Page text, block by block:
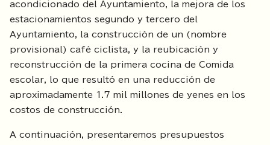
acondicionado del Ayuntamiento, la mejora de los
estacionamientos segundo y tercero del
Ayuntamiento, la construcción de un (nombre
provisional) café ciclista, y la reubicación y
reconstrucción de la primera cocina de Comida
escolar, lo que resultó en una reducción de
aproximadamente 1.7 mil millones de yenes en los
costos de construcción.
A continuación, presentaremos presupuestos